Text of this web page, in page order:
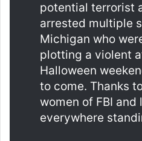
potential terrorist
arrested multiple
Michigan who
plotting a violent
Halloween
to come. Thanks
women of FBI
everywhere